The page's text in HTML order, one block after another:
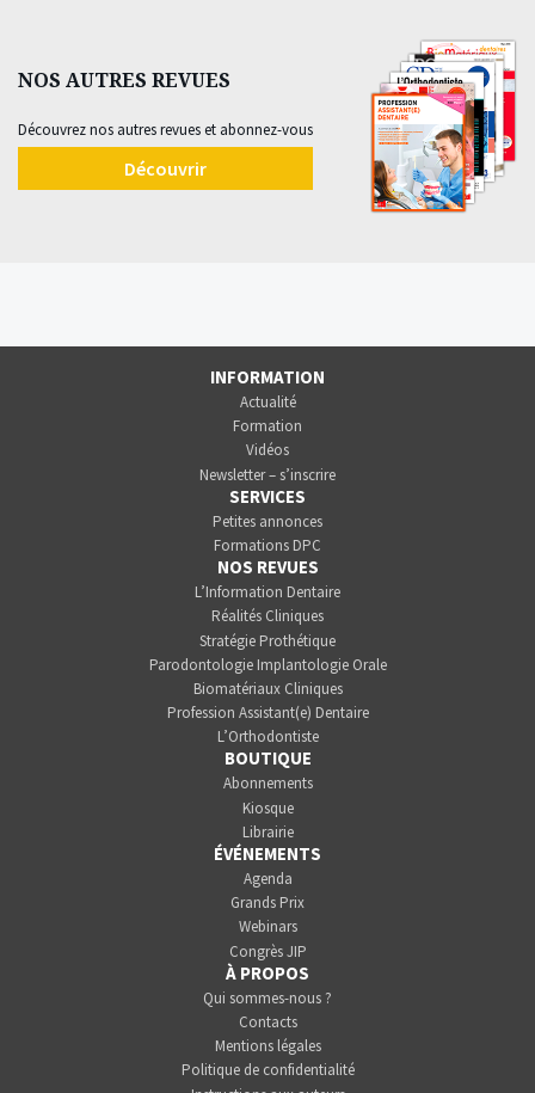
NOS AUTRES REVUES
Découvrez nos autres revues et abonnez-vous
Découvrir
INFORMATION
Actualité
Formation
Vidéos
Newsletter – s’inscrire
SERVICES
Petites annonces
Formations DPC
NOS REVUES
L’Information Dentaire
Réalités Cliniques
Stratégie Prothétique
Parodontologie Implantologie Orale
Biomatériaux Cliniques
Profession Assistant(e) Dentaire
L’Orthodontiste
BOUTIQUE
Abonnements
Kiosque
Librairie
ÉVÉNEMENTS
Agenda
Grands Prix
Webinars
Congrès JIP
À PROPOS
Qui sommes-nous ?
Contacts
Mentions légales
Politique de confidentialité